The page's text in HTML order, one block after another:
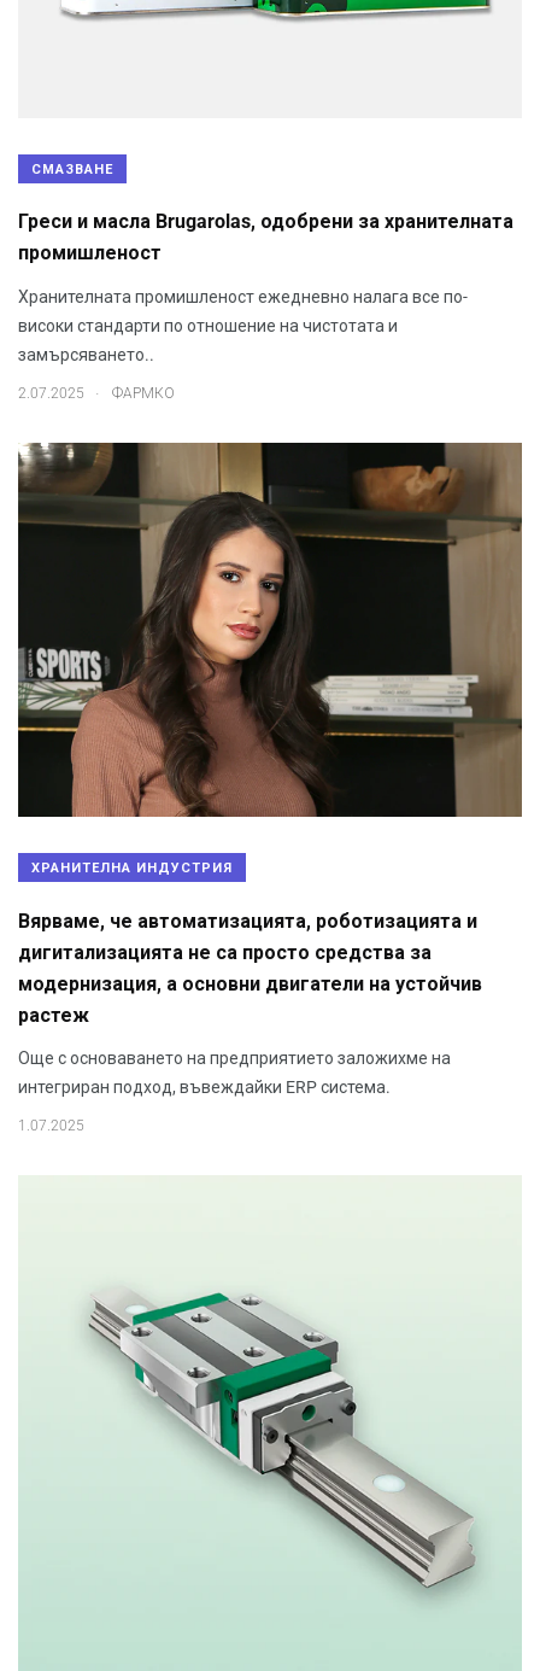
СМАЗВАНЕ
Греси и масла Brugarolas, одобрени за хранителната
промишленост
Хранителната промишленост ежедневно налага все по-
високи стандарти по отношение на чистотата и
замърсяването..
2.07.2025 ФАРМКО
ХРАНИТЕЛНА ИНДУСТРИЯ
Вярваме, че автоматизацията, роботизацията и
дигитализацията не са просто средства за
модернизация, а основни двигатели на устойчив
растеж
Още с основаването на предприятието заложихме на
интегриран подход, въвеждайки ERP система.
1.07.2025